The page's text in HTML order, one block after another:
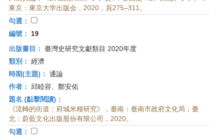
東京：東京大学出版会，2020，頁275–311。
勾選：
編號：
19
出版書目： 臺灣史研究文獻類目 2020年度
類別： 經濟
時期(主題)： 通論
作者：
邱睦容、鄭安佑
題名 (點擊閱讀)：
《流轉的街道：府城米糧研究》，臺南：臺南市政府文化局；臺
北：蔚藍文化出版股份有限公司，2020。
勾選：